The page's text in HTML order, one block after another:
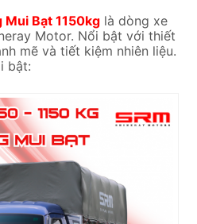
Mui Bạt 1150kg là dòng xe
Motor. Nổi bật với thiết
mẽ và tiết kiệm nhiên liệu.
bật: